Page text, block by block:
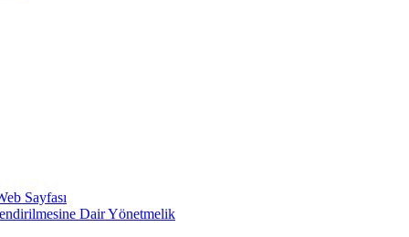
Sayfası
Dair Yönetmelik